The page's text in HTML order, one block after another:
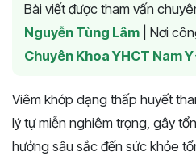
Bài viết được tham vấn
Nguyễn Tùng Lâm
Nơi
Chuyên Khoa YHCT Nam
Viêm khớp dạng thấp huyết
lý tự miễn nghiêm trọng, gây
hưởng sâu sắc đến sức khỏe